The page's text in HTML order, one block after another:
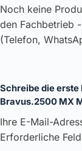
Noch keine
den Fachbetrieb
(Telefon,
Schreibe die erste
Bravus.2500 MX
Ihre E-Mail-
Erforderliche